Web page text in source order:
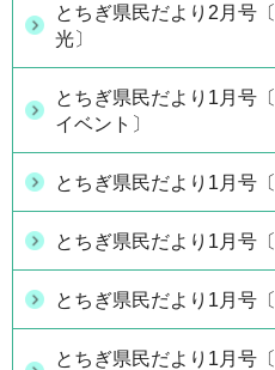
とちぎ県民だより2月号
光〕
とちぎ県民だより1月号
イベント〕
とちぎ県民だより1月号
とちぎ県民だより1月号
とちぎ県民だより1月号
とちぎ県民だより1月号